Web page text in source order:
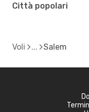
Città popolari
Voli Salem